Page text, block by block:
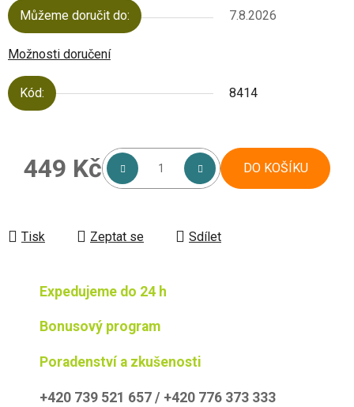
Můžeme doručit do: 7.8.2026
Možnosti doručení
Kód: 8414
449 Kč DO KOŠÍKU
Tisk Zeptat se Sdílet
Expedujeme do 24 h
Bonusový program
Poradenství a zkušenosti
+420 739 521 657 / +420 776 373 333